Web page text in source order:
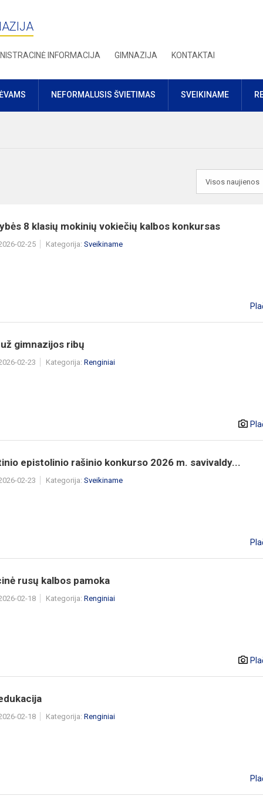
INFORMACIJA GIMNAZIJA KONTAKTAI
NEFORMALUSIS ŠVIETIMAS SVEIKINAME
8 klasių mokinių vokiečių kalbos konkursas
02-25 Kategorija: Sveikiname
gimnazijos ribų
02-23 Kategorija: Renginiai
epistolinio rašinio konkurso 2026 m. savivaldy...
02-23 Kategorija: Sveikiname
rusų kalbos pamoka
02-18 Kategorija: Renginiai
02-18 Kategorija: Renginiai